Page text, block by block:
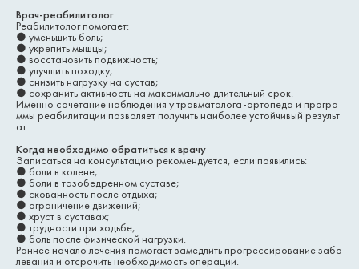
Врач-реабилитолог
Реабилитолог помогает:
● уменьшить боль;
● укрепить мышцы;
● восстановить подвижность;
● улучшить походку;
● снизить нагрузку на сустав;
● сохранить активность на максимально длительный срок.
Именно сочетание наблюдения у травматолога-ортопеда и програ
ммы реабилитации позволяет получить наиболее устойчивый результ
ат.
Когда необходимо обратиться к врачу
Записаться на консультацию рекомендуется, если появились:
● боли в колене;
● боли в тазобедренном суставе;
● скованность после отдыха;
● ограничение движений;
● хруст в суставах;
● трудности при ходьбе;
● боль после физической нагрузки.
Раннее начало лечения помогает замедлить прогрессирование забо
левания и отсрочить необходимость операции.